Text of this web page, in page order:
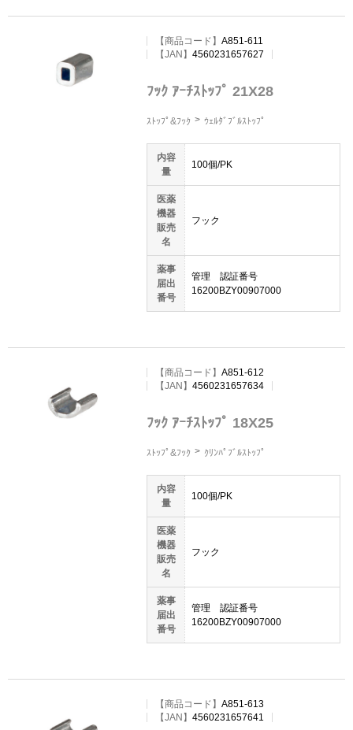
【商品コード】A851-611
【JAN】4560231657627
ﾌｯｸ ｱｰﾁｽﾄｯﾌﾟ 21X28
ｽﾄｯﾌﾟ&ﾌｯｸ ｳｪﾙﾀﾞﾌﾞﾙｽﾄｯﾌﾟ
内容
量
100個/PK
医薬
機器
販売
名
フック
薬事
届出
番号
管理 認証番号
16200BZY00907000
【商品コード】A851-612
【JAN】4560231657634
ﾌｯｸ ｱｰﾁｽﾄｯﾌﾟ 18X25
ｽﾄｯﾌﾟ&ﾌｯｸ ｸﾘﾝﾊﾟﾌﾞﾙｽﾄｯﾌﾟ
内容
量
100個/PK
医薬
機器
販売
名
フック
薬事
届出
番号
管理 認証番号
16200BZY00907000
【商品コード】A851-613
【JAN】4560231657641